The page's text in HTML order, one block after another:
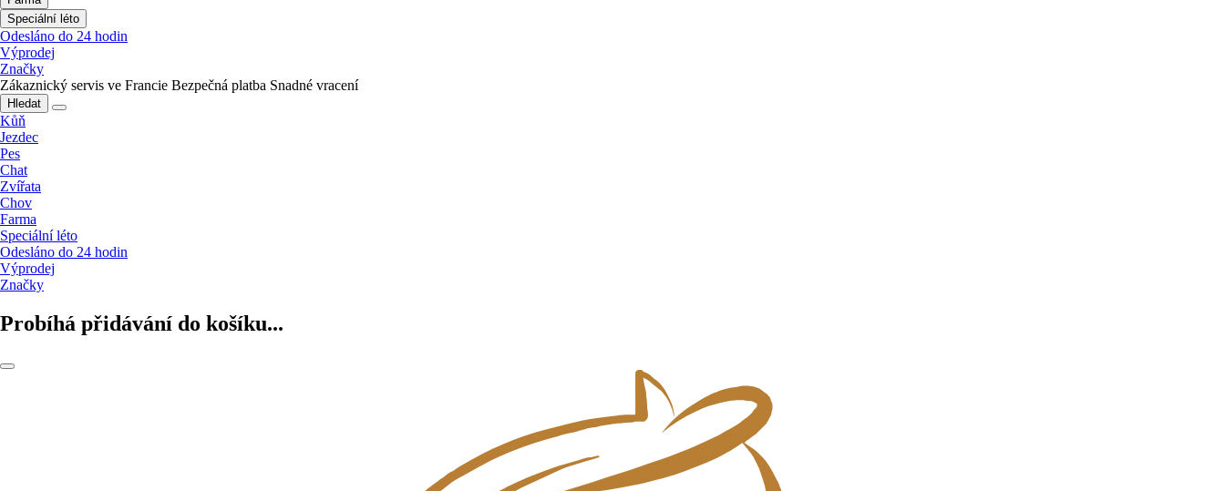
Speciální léto
Odesláno do 24 hodin
Výprodej
Značky
Zákaznický servis ve Francie Bezpečná platba Snadné vracení
Hledat
Kůň
Jezdec
Pes
Chat
Zvířata
Chov
Farma
Speciální léto
Odesláno do 24 hodin
Výprodej
Značky
Probíhá přidávání do košíku...